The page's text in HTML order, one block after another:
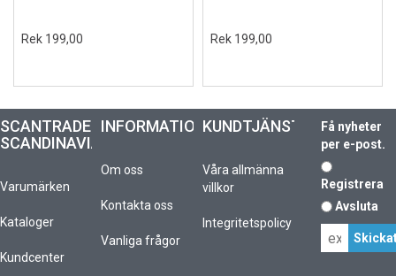
Rek 199,00 Rek 199,00
SCANTRADE
SCANDINAVIA
Varumärken
Kataloger
Kundcenter
INFORMATION
Om oss
Kontakta oss
Vanliga frågor
KUNDTJÄNST
Våra allmänna
villkor
Integritetspolicy
Få nyheter
per e-post.
Registrera
Avsluta